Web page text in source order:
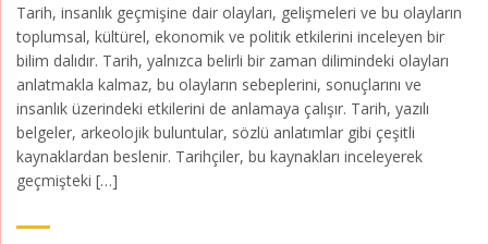
Tarih, insanlık geçmişine dair olayları, gelişmeleri ve bu olayların
toplumsal, kültürel, ekonomik ve politik etkilerini inceleyen bir
bilim dalıdır. Tarih, yalnızca belirli bir zaman dilimindeki olayları
anlatmakla kalmaz, bu olayların sebeplerini, sonuçlarını ve
insanlık üzerindeki etkilerini de anlamaya çalışır. Tarih, yazılı
belgeler, arkeolojik buluntular, sözlü anlatımlar gibi çeşitli
kaynaklardan beslenir. Tarihçiler, bu kaynakları inceleyerek
geçmişteki […]